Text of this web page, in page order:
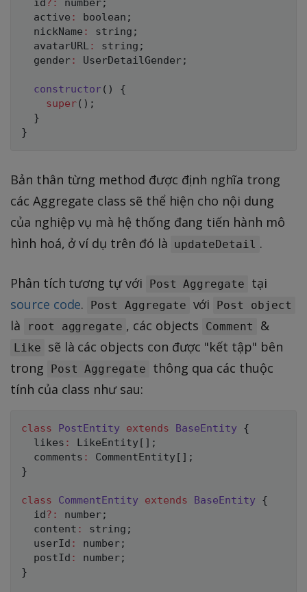
  id
? : number;
  active
: boolean ;
  nickName
: string ;
  avatarURL
: string ;
  gender
: UserDetailGender;
constructor( )
{
super( ) ;
}
}
Bản thân từng method được định nghĩa trong
các Aggregate class sẽ thể hiện cho nội dung
của nghiệp vụ mà hệ thống đang tiến hành mô
hình hoá, ở ví dụ trên đó là updateDetail .
Phân tích tương tự với Post Aggregate
tại
source code. Post Aggregate với Post object
là root aggregate , các objects Comment &
Like
sẽ là các objects con được "kết tập" bên
trong
Post Aggregate
thông qua các thuộc
tính của class như sau:
class PostEntity extends BaseEntity
{
  likes
: LikeEntity [ ] ;
  comments
: CommentEntity [ ] ;
}
class CommentEntity extends BaseEntity
{
  id
? : number;
  content
: string ;
  userId
: number;
  postId
: number;
}